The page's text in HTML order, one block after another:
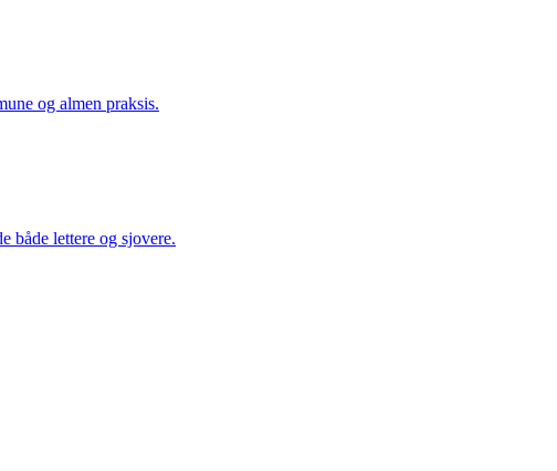
og almen praksis.
både lettere og sjovere.